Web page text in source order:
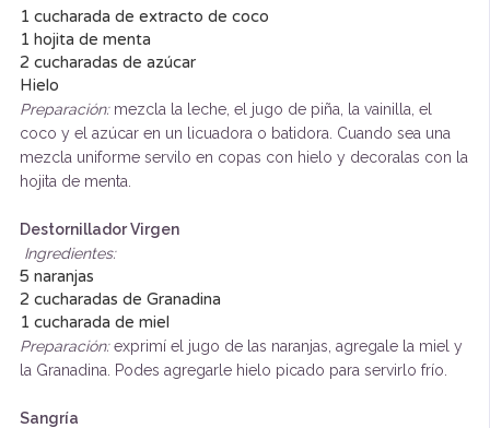
1 cucharada de extracto de coco
1 hojita de menta
2 cucharadas de azúcar
Hielo
Preparación: mezcla la leche, el jugo de piña, la vainilla, el
coco y el azúcar en un licuadora o batidora. Cuando sea una
mezcla uniforme servilo en copas con hielo y decoralas con la
hojita de menta.
Destornillador Virgen
Ingredientes:
5 naranjas
2 cucharadas de Granadina
1 cucharada de miel
Preparación:exprimí el jugo de las naranjas, agregale la miel y
la Granadina. Podes agregarle hielo picado para servirlo frío.
Sangría